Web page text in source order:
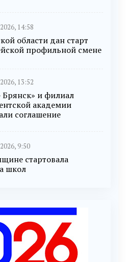
14:58
области дан старт
профильной смене
13:52
Брянск» и филиал
академии
соглашение
9:50
стартовала
школ